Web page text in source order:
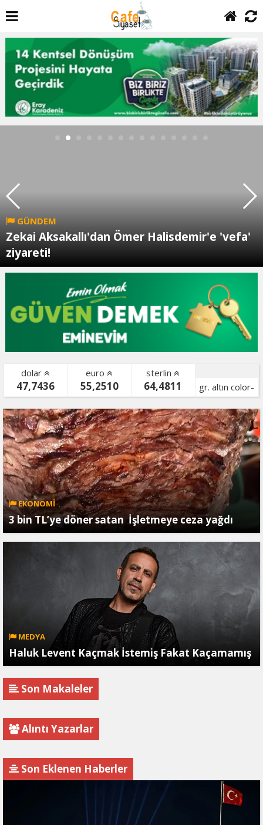
GÜNDEM
Zekai Aksakallı'dan Ömer Halisdemir'e 'vefa'
ziyareti!
dolar
47,7436
euro
55,2510
sterlin
64,4811
gr. altın color-
bist color-
EKONOMİ
3 bin TL’ye döner satan İşletmeye ceza yağdı
MEDYA
Haluk Levent Kaçmak İstemiş Fakat Kaçamamış
Son Makaleler
Alıntı Yazarlar
Son Eklenen Haberler